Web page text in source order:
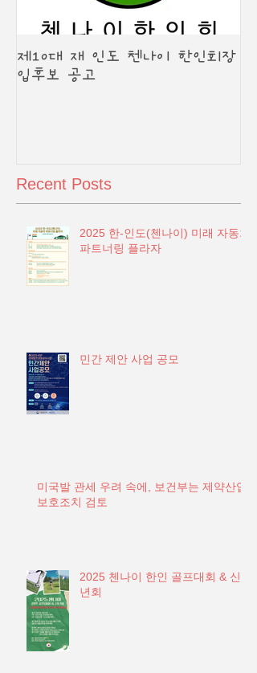
제10대 재 인도 첸나이 한인회장
입후보 공고
Recent Posts
2025 한-인도(첸나이) 미래 자동차
파트너링 플라자
민간 제안 사업 공모
미국발 관세 우려 속에, 보건부는 제약산업
보호조치 검토
2025 첸나이 한인 골프대회 & 신
년회